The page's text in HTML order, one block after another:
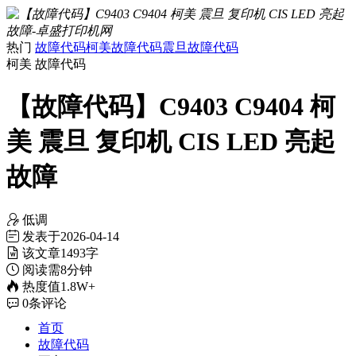
热门 故障代码柯美故障代码震旦故障代码
柯美 故障代码
【故障代码】C9403 C9404 柯
美 震旦 复印机 CIS LED 亮起
故障
低调
发表于2026-04-14
该文章1493字
阅读需8分钟
热度值1.8W+
0条评论
首页
故障代码